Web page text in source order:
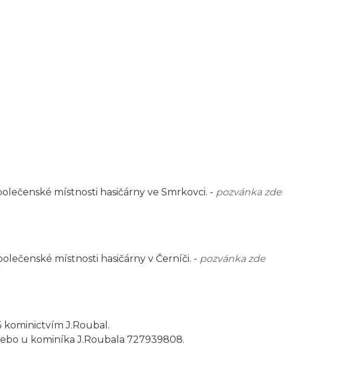
místnosti hasičárny ve Smrkovci. - pozvánka zde
místnosti hasičárny v Černíči. - pozvánka zde
kominictvím J.Roubal.
u kominíka J.Roubala 727939808.